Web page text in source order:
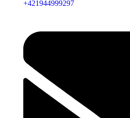
+421944999297